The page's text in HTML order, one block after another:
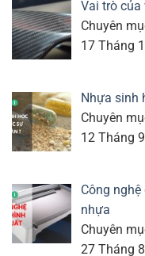
Vai trò
Chuyên
17 Tháng
Nhựa sinh
Chuyên
12 Tháng
Công
nhựa
Chuyên
27 Tháng